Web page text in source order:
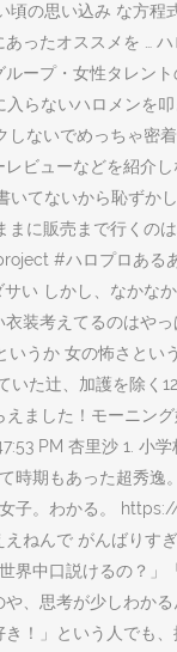
の思い込み な方
ったオススメを …
ープ・女性タレン
らないハロメン
しないでめっちゃ
ビューなどを紹介
いてないから恥ず
に販売まで行く
#ハロプロあ
しかし、なかな
装考えてるのはや
うか 女の怖さと
た辻、加護を除
ました！モーニ
PM 杏里沙 1.
期もあった超秀
子。わかる。
ねんで がんばり
界中口説けるの？
、思考が少しわ
！」という人で